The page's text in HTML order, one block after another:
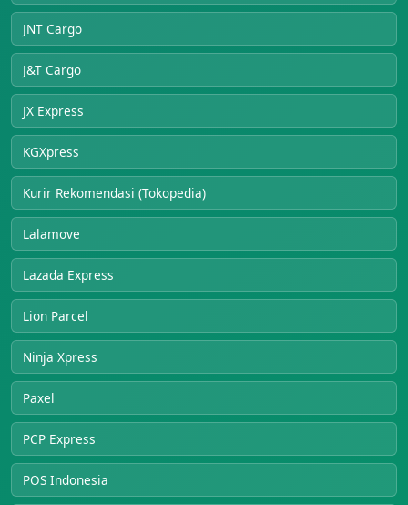
JNT Cargo
J&T Cargo
JX Express
KGXpress
Kurir Rekomendasi (Tokopedia)
Lalamove
Lazada Express
Lion Parcel
Ninja Xpress
Paxel
PCP Express
POS Indonesia